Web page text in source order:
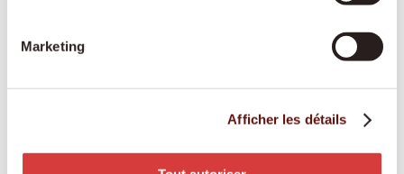
Marketing
Afficher les détails
quotidien, dans le respect des habitudes de
apportent du lien social, de la structure et